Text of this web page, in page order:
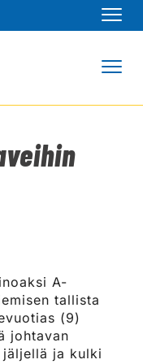
A-
tallista
(9)
johtavan
jäljellä ja kulki